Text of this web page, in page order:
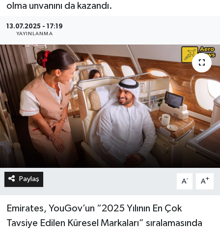
olma unvanını da kazandı.
13.07.2025 - 17:19
YAYINLANMA
Paylaş A- A+
Emirates, YouGov’un “2025 Yılının En Çok
Tavsiye Edilen Küresel Markaları” sıralamasında